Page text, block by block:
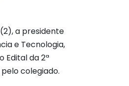
a presidente
e Tecnologia,
Edital da 2ª
colegiado.